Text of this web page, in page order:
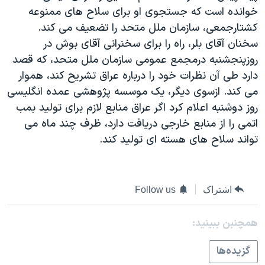
فرهنگ و زندگی
حقوق شهروندی
اقتصادی
علم و فناوری
اسرائیل در جنگ
گالری عکس
آرشیو پخش زنده
مستندها
انتخابات ریاست جمهوری آمریکا ۲۰۲۴
حمله جمهوری اسلامی به اسرائیل
رمز مهسا
ورزش زنان در ایران
اعتراضات زن، زندگی، آزادی
مجموعه مستندهای دادخواهی
چهل سال گروگان‌گیری
قانون شفافیت دارائی کادر رهبری ایران
اعتراضات مردمی آبان ۹۸
دنبال کنید
زبانهای مختلف
خوانده است که جستجوی او برای سلاح های ممنوعه
کشتارجمعی، سازمان ملل متحد را تضعيف می کند.
سخنان آقای بلر، راه را برای سخنرانی آقای بوش در
روزپنجشنبه درمجمع عمومی سازمان ملل متحد، که قصد
دارد طی آن نظرات خود را درباره عراق تشريح کند، هموار
می کند. ازسوی ديگر، يک موسسه پژوهشی عمده انگليسی
روز دوشنبه اعلام کرد اگر عراق منابع لازم برای توليد بمب
اتمی را از منابع خارجی دريافت دارد، ظرف چند ماه می
تواند سلاح های هسته ای توليد کند.
اشتراک Follow us
همچنبن ببینید:
گزيده‌ها